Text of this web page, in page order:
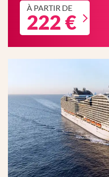
À PARTIR DE
222 €